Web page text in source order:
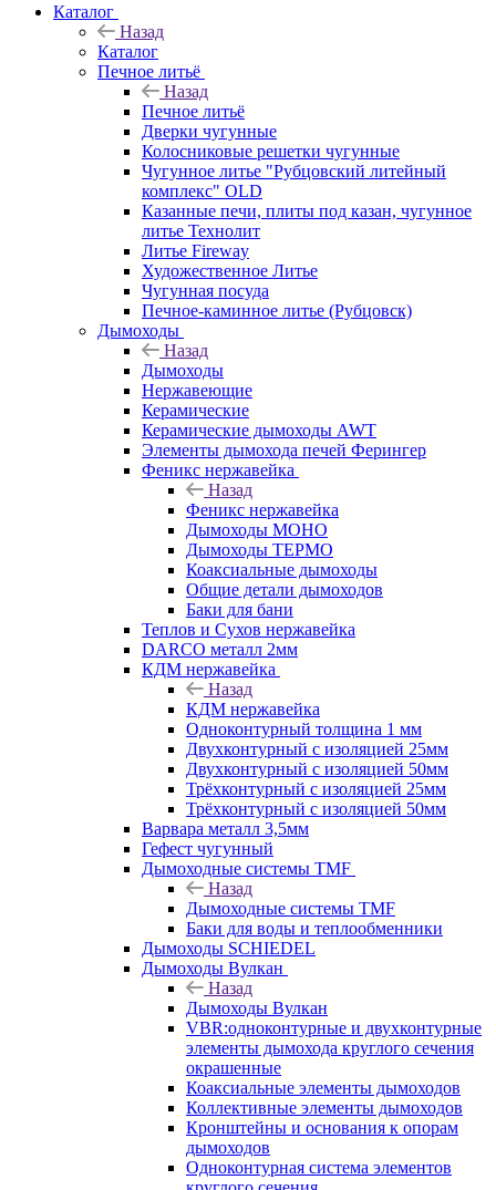
Каталог
Назад
Каталог
Печное литьё
Назад
Печное литьё
Дверки чугунные
Колосниковые решетки чугунные
Чугунное литье "Рубцовский литейный
комплекс" OLD
Казанные печи, плиты под казан, чугунное
литье Технолит
Литье Fireway
Художественное Литье
Чугунная посуда
Печное-каминное литье (Рубцовск)
Дымоходы
Назад
Дымоходы
Нержавеющие
Керамические
Керамические дымоходы AWT
Элементы дымохода печей Ферингер
Феникс нержавейка
Назад
Феникс нержавейка
Дымоходы МОНО
Дымоходы ТЕРМО
Коаксиальные дымоходы
Общие детали дымоходов
Баки для бани
Теплов и Сухов нержавейка
DARCO металл 2мм
КДМ нержавейка
Назад
КДМ нержавейка
Одноконтурный толщина 1 мм
Двухконтурный с изоляцией 25мм
Двухконтурный с изоляцией 50мм
Трёхконтурный с изоляцией 25мм
Трёхконтурный с изоляцией 50мм
Варвара металл 3,5мм
Гефест чугунный
Дымоходные системы TMF
Назад
Дымоходные системы TMF
Баки для воды и теплообменники
Дымоходы SCHIEDEL
Дымоходы Вулкан
Назад
Дымоходы Вулкан
VBR:одноконтурные и двухконтурные
элементы дымохода круглого сечения
окрашенные
Коаксиальные элементы дымоходов
Коллективные элементы дымоходов
Кронштейны и основания к опорам
дымоходов
Одноконтурная система элементов